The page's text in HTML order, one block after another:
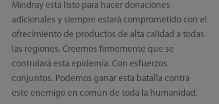
Mindray está listo para hacer donaciones
adicionales y siempre estará comprometido con el
ofrecimiento de productos de alta calidad a todas
las regiones. Creemos firmemente que se
controlará esta epidemia. Con esfuerzos
conjuntos. Podemos ganar esta batalla contra
este enemigo en común de toda la humanidad.